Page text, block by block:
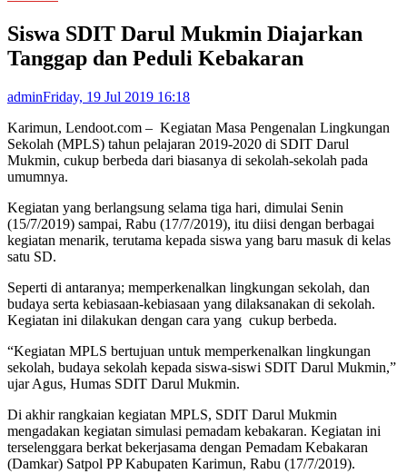
Siswa SDIT Darul Mukmin Diajarkan
Tanggap dan Peduli Kebakaran
adminFriday, 19 Jul 2019 16:18
Karimun, Lendoot.com – Kegiatan Masa Pengenalan Lingkungan
Sekolah (MPLS) tahun pelajaran 2019-2020 di SDIT Darul
Mukmin, cukup berbeda dari biasanya di sekolah-sekolah pada
umumnya.
Kegiatan yang berlangsung selama tiga hari, dimulai Senin
(15/7/2019) sampai, Rabu (17/7/2019), itu diisi dengan berbagai
kegiatan menarik, terutama kepada siswa yang baru masuk di kelas
satu SD.
Seperti di antaranya; memperkenalkan lingkungan sekolah, dan
budaya serta kebiasaan-kebiasaan yang dilaksanakan di sekolah.
Kegiatan ini dilakukan dengan cara yang cukup berbeda.
“Kegiatan MPLS bertujuan untuk memperkenalkan lingkungan
sekolah, budaya sekolah kepada siswa-siswi SDIT Darul Mukmin,”
ujar Agus, Humas SDIT Darul Mukmin.
Di akhir rangkaian kegiatan MPLS, SDIT Darul Mukmin
mengadakan kegiatan simulasi pemadam kebakaran. Kegiatan ini
terselenggara berkat bekerjasama dengan Pemadam Kebakaran
(Damkar) Satpol PP Kabupaten Karimun, Rabu (17/7/2019).